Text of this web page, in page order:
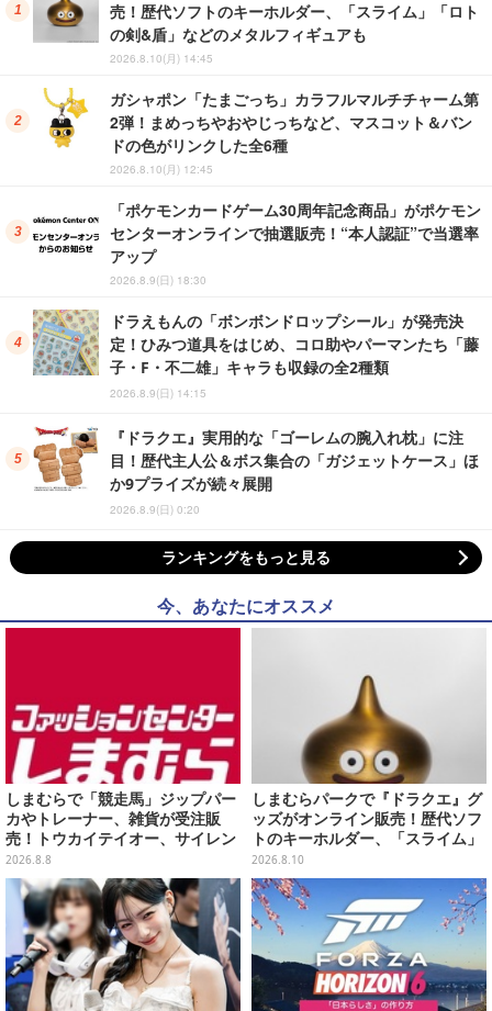
売！歴代ソフトのキーホルダー、「スライム」「ロト
の剣&盾」などのメタルフィギュアも
2026.8.10(月) 14:45
ガシャポン「たまごっち」カラフルマルチチャーム第
2弾！まめっちやおやじっちなど、マスコット＆バン
ドの色がリンクした全6種
2026.8.10(月) 12:45
「ポケモンカードゲーム30周年記念商品」がポケモン
センターオンラインで抽選販売！“本人認証”で当選率
アップ
2026.8.9(日) 18:30
ドラえもんの「ボンボンドロップシール」が発売決
定！ひみつ道具をはじめ、コロ助やパーマンたち「藤
子・F・不二雄」キャラも収録の全2種類
2026.8.9(日) 14:15
『ドラクエ』実用的な「ゴーレムの腕入れ枕」に注
目！歴代主人公＆ボス集合の「ガジェットケース」ほ
か9プライズが続々展開
2026.8.9(日) 0:20
ランキングをもっと見る
今、あなたにオススメ
しまむらで「競走馬」ジップパー
カやトレーナー、雑貨が受注販
売！トウカイテイオー、サイレン
ススズカなど名馬をデザイン
2026.8.8
しまむらパークで『ドラクエ』グ
ッズがオンライン販売！歴代ソフ
トのキーホルダー、「スライム」
「ロトの剣&盾」などのメタルフ
ィギュアも
2026.8.10